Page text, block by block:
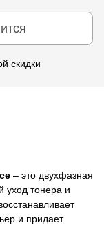
скидки
– это двухфазная
уход тонера и
и придает